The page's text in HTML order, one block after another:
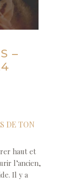
–
DE TON
haut et
l’ancien,
Il y a